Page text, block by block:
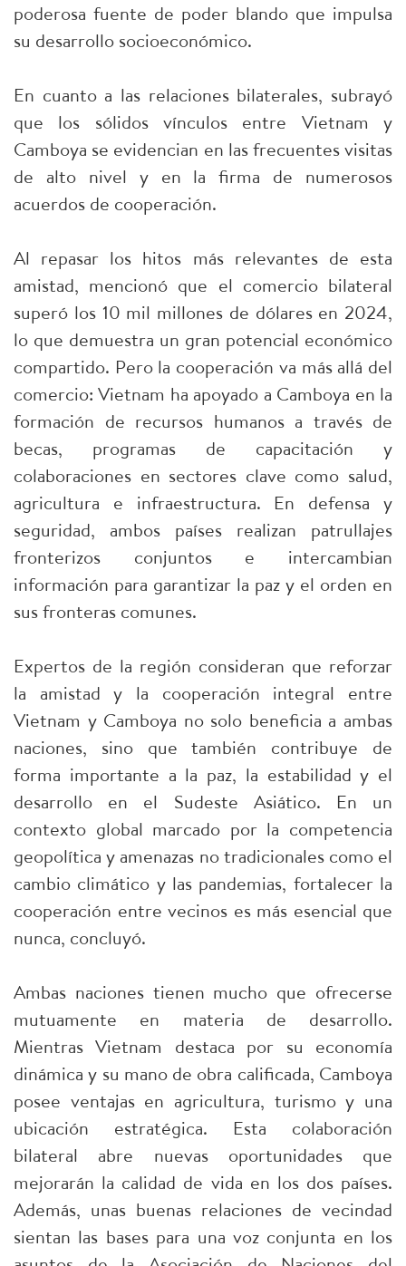
poderosa fuente de poder blando que impulsa
su desarrollo socioeconómico.
En cuanto a las relaciones bilaterales, subrayó
que los sólidos vínculos entre Vietnam y
Camboya se evidencian en las frecuentes visitas
de alto nivel y en la firma de numerosos
acuerdos de cooperación.
Al repasar los hitos más relevantes de esta
amistad, mencionó que el comercio bilateral
superó los 10 mil millones de dólares en 2024,
lo que demuestra un gran potencial económico
compartido. Pero la cooperación va más allá del
comercio: Vietnam ha apoyado a Camboya en la
formación de recursos humanos a través de
becas, programas de capacitación y
colaboraciones en sectores clave como salud,
agricultura e infraestructura. En defensa y
seguridad, ambos países realizan patrullajes
fronterizos conjuntos e intercambian
información para garantizar la paz y el orden en
sus fronteras comunes.
Expertos de la región consideran que reforzar
la amistad y la cooperación integral entre
Vietnam y Camboya no solo beneficia a ambas
naciones, sino que también contribuye de
forma importante a la paz, la estabilidad y el
desarrollo en el Sudeste Asiático. En un
contexto global marcado por la competencia
geopolítica y amenazas no tradicionales como el
cambio climático y las pandemias, fortalecer la
cooperación entre vecinos es más esencial que
nunca, concluyó.
Ambas naciones tienen mucho que ofrecerse
mutuamente en materia de desarrollo.
Mientras Vietnam destaca por su economía
dinámica y su mano de obra calificada, Camboya
posee ventajas en agricultura, turismo y una
ubicación estratégica. Esta colaboración
bilateral abre nuevas oportunidades que
mejorarán la calidad de vida en los dos países.
Además, unas buenas relaciones de vecindad
sientan las bases para una voz conjunta en los